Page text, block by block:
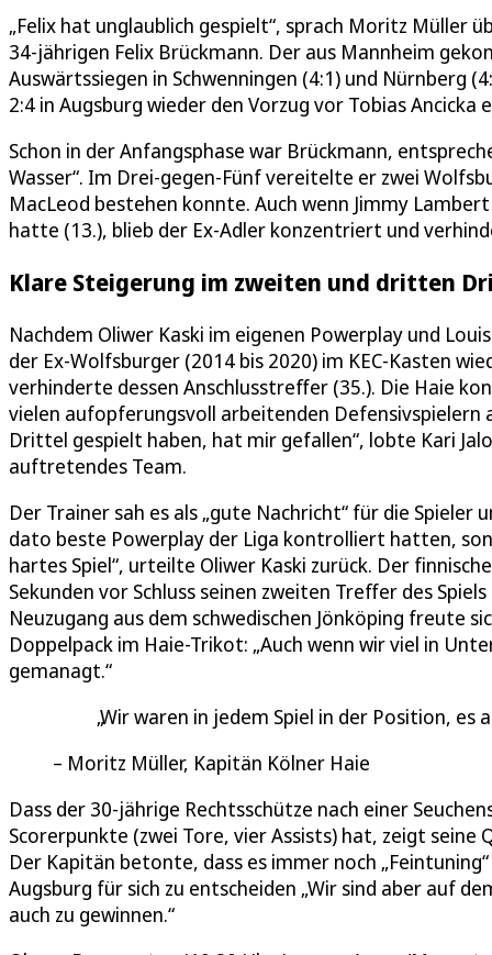
„Felix hat unglaublich gespielt“, sprach Moritz Müller
34-jährigen Felix Brückmann. Der aus Mannheim
Auswärtssiegen in Schwenningen (4:1) und Nürnberg
2:4 in Augsburg wieder den Vorzug vor Tobias Ancicka
Schon in der Anfangsphase war Brückmann,
Wasser“. Im Drei-gegen-Fünf vereitelte er zwei
MacLeod bestehen konnte. Auch wenn Jimmy
hatte (13.), blieb der Ex-Adler konzentriert und
Klare Steigerung im zweiten und dritten
Nachdem Oliwer Kaski im eigenen Powerplay und
der Ex-Wolfsburger (2014 bis 2020) im KEC-Kasten
verhinderte dessen Anschlusstreffer (35.). Die Haie
vielen aufopferungsvoll arbeitenden Defensivspielern
Drittel gespielt haben, hat mir gefallen“, lobte Kari
auftretendes Team.
Der Trainer sah es als „gute Nachricht“ für die
dato beste Powerplay der Liga kontrolliert hatten,
hartes Spiel“, urteilte Oliwer Kaski zurück. Der
Sekunden vor Schluss seinen zweiten Treffer des
Neuzugang aus dem schwedischen Jönköping freute
Doppelpack im Haie-Trikot: „Auch wenn wir viel in
gemanagt.“
Wir waren in jedem Spiel in der Position, es
Moritz Müller, Kapitän Kölner Haie
Dass der 30-jährige Rechtsschütze nach einer
Scorerpunkte (zwei Tore, vier Assists) hat, zeigt
Der Kapitän betonte, dass es immer noch
Augsburg für sich zu entscheiden „Wir sind aber auf
auch zu gewinnen.“